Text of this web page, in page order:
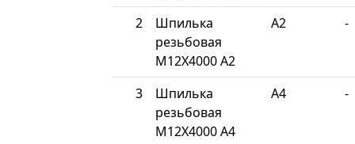
2
Шпилька
резьбовая
М12Х4000 A2
A2 -
3
Шпилька
резьбовая
М12Х4000 A4
A4 -